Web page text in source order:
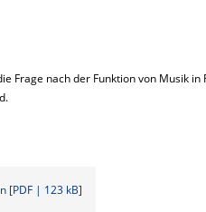
Frage nach der Funktion von Musik
[PDF | 123 kB]